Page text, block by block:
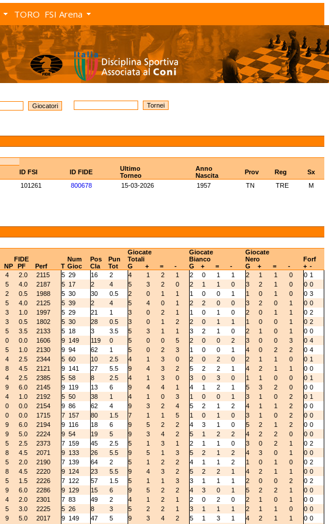
TORO FSI Arena
ID FSI ID FIDE
Ultimo
Torneo
Anno
Nascita
Prov Reg
Sx
101261 800678 15-03-2026 1957 TN TRE
M
FIDE Num Pos Pun
Giocate
Totali
Giocate
Bianco
Giocate
Nero
Forf
NP PF Perf T Gioc Cla Tot G + = - G + = - G + = - + -
4 2.0 2115 5 29 16 2 4 1 2 1 2 0 1 1 2 1 1 0 0 1
5 4.0 2187 5 17 2 4 5 3 2 0 2 1 1 0 3 2 1 0 0 0
2 0.5 1988 5 30 30 0.5 2 0 1 1 1 0 0 1 1 0 1 0 0 3
5 4.0 2125 5 39 2 4 5 4 0 1 2 2 0 0 3 2 0 1 0 0
3 1.0 1997 5 29 21 1 3 0 2 1 1 0 1 0 2 0 1 1 0 2
3 0.5 1802 5 30 28 0.5 3 0 1 2 2 0 1 1 1 0 0 1 0 2
5 3.5 2133 5 18 3 3.5 5 3 1 1 3 2 1 0 2 1 0 1 0 0
0 0.0 1606 9 149 119 0 5 0 0 5 2 0 0 2 3 0 0 3 0 4
5 1.0 2130 9 94 62 1 5 0 2 3 1 0 0 1 4 0 2 2 0 4
4 2.5 2344 5 60 10 2.5 4 1 3 0 2 0 2 0 2 1 1 0 0 1
8 4.5 2121 9 141 27 5.5 9 4 3 2 5 2 2 1 4 2 1 1 0 0
4 2.5 2385 5 58 8 2.5 4 1 3 0 3 0 3 0 1 1 0 0 0 1
9 6.0 2145 9 119 13 6 9 4 4 1 4 1 2 1 5 3 2 0 0 0
4 1.0 2192 5 50 38 1 4 1 0 3 1 0 0 1 3 1 0 2 0 1
0 0.0 2154 9 86 62 4 9 3 2 4 5 2 1 2 4 1 1 2 0 0
0 0.0 1715 7 157 80 1.5 7 1 1 5 1 0 1 0 3 1 0 2 0 0
9 6.0 2194 9 116 18 6 9 5 2 2 4 3 1 0 5 2 1 2 0 0
9 5.0 2224 9 54 19 5 9 3 4 2 5 1 2 2 4 2 2 0 0 0
5 2.5 2373 7 159 45 2.5 5 1 3 1 2 1 1 0 3 0 2 1 0 2
8 4.5 2071 9 133 26 5.5 9 5 1 3 5 2 1 2 4 3 0 1 0 0
5 2.0 2190 7 139 64 2 5 1 2 2 4 1 1 2 1 0 1 0 0 2
8 4.5 2220 9 124 23 5.5 9 4 3 2 5 2 2 1 4 2 1 1 0 0
5 1.5 2226 7 122 57 1.5 5 1 1 3 3 1 1 1 2 0 0 2 0 2
9 6.0 2286 9 129 15 6 9 5 2 2 4 3 0 1 5 2 2 1 0 0
4 2.0 2301 7 83 49 2 4 1 2 1 2 0 2 0 2 1 0 1 0 0
5 3.0 2225 5 26 8 3 5 2 2 1 3 1 1 1 2 1 1 0 0 0
9 5.0 2017 9 149 47 5 9 3 4 2 5 1 3 1 4 2 1 1 0 0